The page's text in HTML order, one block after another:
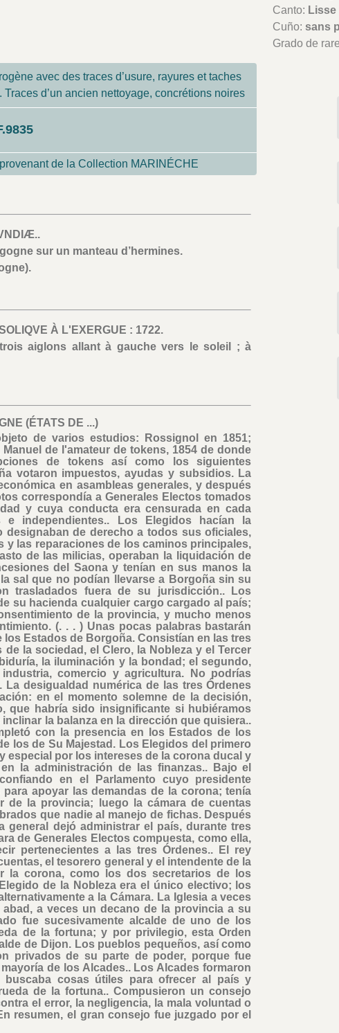
Canto: Lisse
Cuño:sans
Grado de
avec des traces d’usure, rayures et taches
Traces d’un ancien nettoyage, concrétions noires
de la Collection MARINÉCHE
sur un manteau d’hermines.
À L'EXERGUE : 1722.
aiglons allant à gauche vers le soleil ; à
(ÉTATS DE ...)
de varios estudios: Rossignol en 1851;
de l'amateur de tokens, 1854 de donde
de tokens así como los siguientes
votaron impuestos, ayudas y subsidios. La
en asambleas generales, y después
correspondía a Generales Electos tomados
y cuya conducta era censurada en cada
e independientes.. Los Elegidos hacían la
de derecho a todos sus oficiales,
las reparaciones de los caminos principales,
de las milicias, operaban la liquidación de
del Saona y tenían en sus manos la
sal que no podían llevarse a Borgoña sin su
trasladados fuera de su jurisdicción.. Los
su hacienda cualquier cargo cargado al país;
de la provincia, y mucho menos
(. . . ) Unas pocas palabras bastarán
Estados de Borgoña. Consistían en las tres
la sociedad, el Clero, la Nobleza y el Tercer
la iluminación y la bondad; el segundo,
comercio y agricultura. No podrías
desigualdad numérica de las tres Órdenes
en el momento solemne de la decisión,
que habría sido insignificante si hubiéramos
la balanza en la dirección que quisiera..
con la presencia en los Estados de los
los de Su Majestad. Los Elegidos del primero
especial por los intereses de la corona ducal y
la administración de las finanzas.. Bajo el
en el Parlamento cuyo presidente
apoyar las demandas de la corona; tenía
de la provincia; luego la cámara de cuentas
que nadie al manejo de fichas. Después
general dejó administrar el país, durante tres
de Generales Electos compuesta, como ella,
pertenecientes a las tres Órdenes.. El rey
el tesorero general y el intendente de la
la corona, como los dos secretarios de los
de la Nobleza era el único electivo; los
a la Cámara. La Iglesia a veces
a veces un decano de la provincia a su
fue sucesivamente alcalde de uno de los
de la fortuna; y por privilegio, esta Orden
de Dijon. Los pueblos pequeños, así como
privados de su parte de poder, porque fue
de los Alcades.. Los Alcades formaron
cosas útiles para ofrecer al país y
de la fortuna.. Compusieron un consejo
el error, la negligencia, la mala voluntad o
resumen, el gran consejo fue juzgado por el